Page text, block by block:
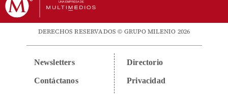
DERECHOS RESERVADOS © GRUPO MILENIO 2026
Newsletters
Contáctanos
Directorio
Privacidad